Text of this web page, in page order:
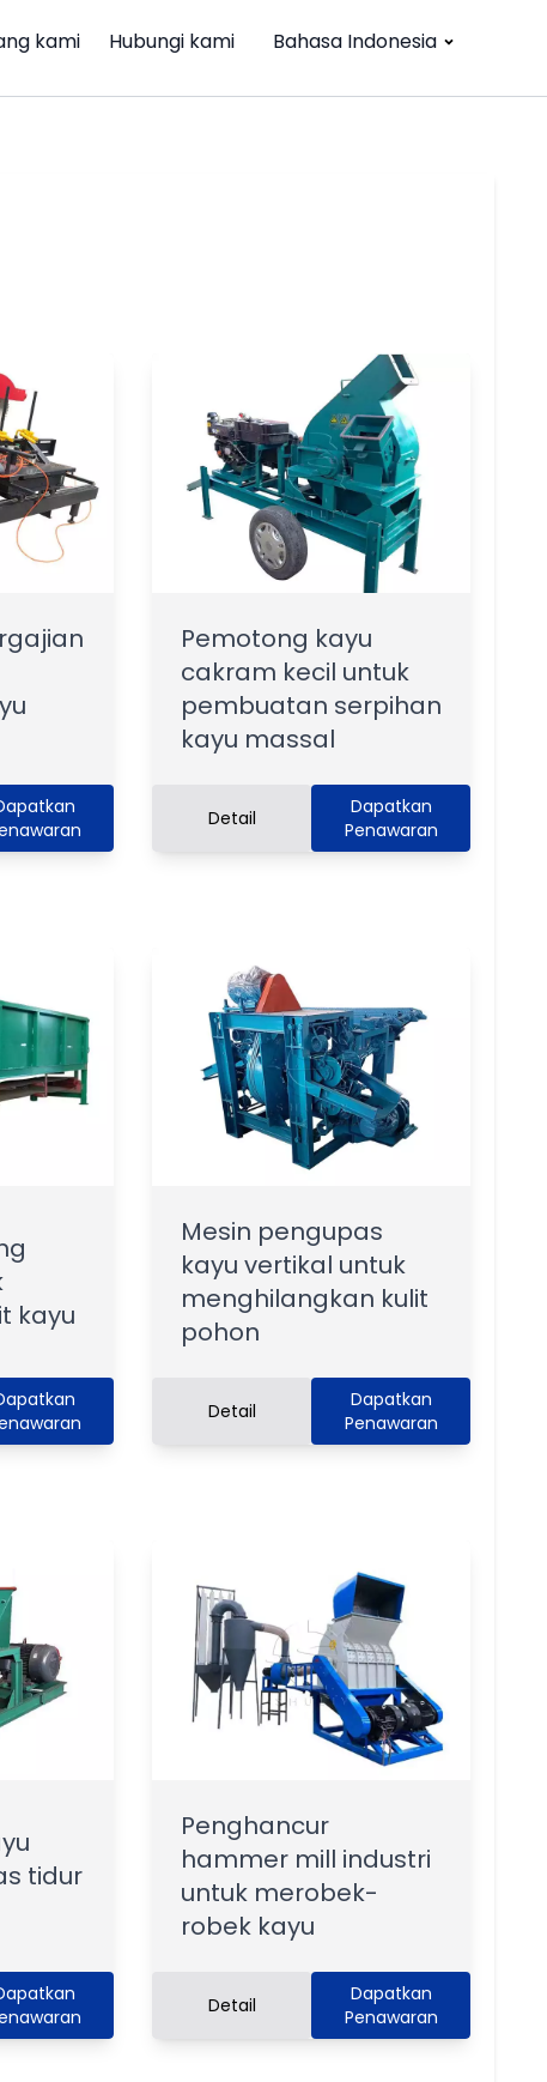
kami Hubungi kami Bahasa Indonesia
Pemotong kayu
cakram kecil untuk
pembuatan serpihan
kayu massal
Detail
Dapatkan
Penawaran
kayu
Mesin pengupas
kayu vertikal untuk
menghilangkan kulit
pohon
Detail
Dapatkan
Penawaran
tidur
Penghancur
hammer mill industri
untuk merobek-
robek kayu
Detail
Dapatkan
Penawaran